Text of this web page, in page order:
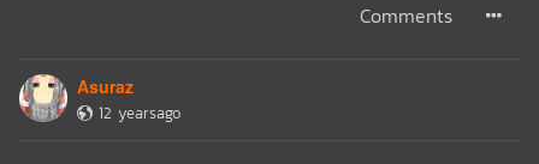
Comments
Asuraz
12 yearsago